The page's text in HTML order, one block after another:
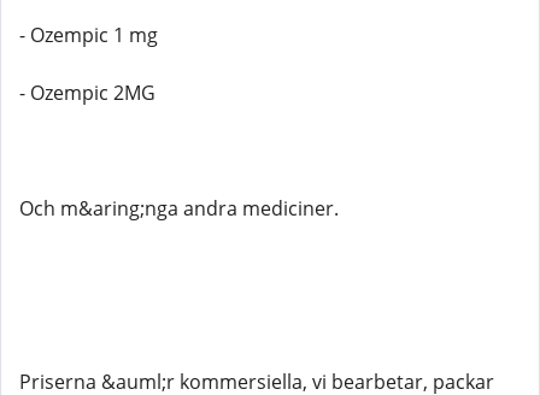
- Ozempic 1 mg
- Ozempic 2MG
Och m&aring;nga andra mediciner.
Priserna &auml;r kommersiella, vi bearbetar, packar